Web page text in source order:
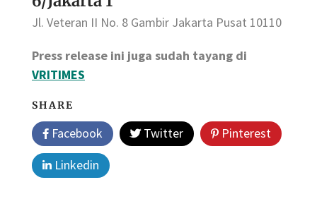
Jl. Veteran II No. 8 Gambir Jakarta Pusat 10110
Press release ini juga sudah tayang di
VRITIMES
SHARE
Facebook Twitter
Pinterest
Linkedin